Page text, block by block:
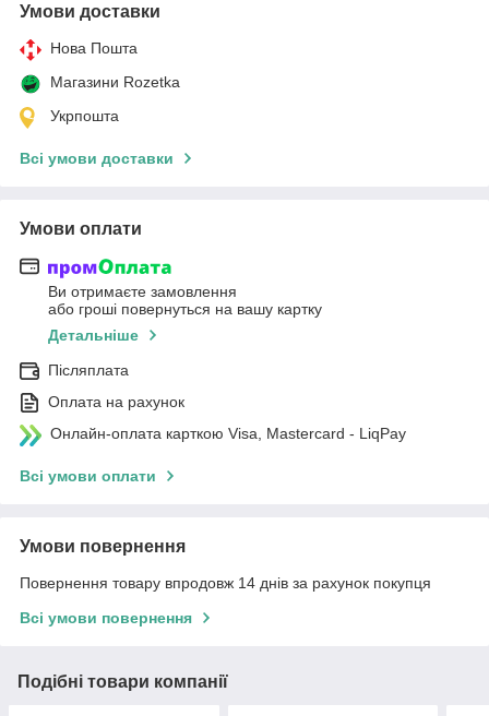
Умови доставки
Нова Пошта
Магазини Rozetka
Укрпошта
Всі умови доставки
Умови оплати
Ви отримаєте замовлення
або гроші повернуться на вашу картку
Детальніше
Післяплата
Оплата на рахунок
Онлайн-оплата карткою Visa, Mastercard - LiqPay
Всі умови оплати
Умови повернення
Повернення товару впродовж 14 днів за рахунок покупця
Всі умови повернення
Подібні товари компанії